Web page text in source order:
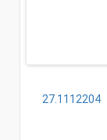
27.1112204